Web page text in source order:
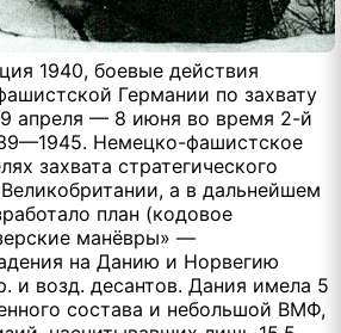
1940, боевые действия
Германии по захвату
апреля — 8 июня во время 2-й
Немецко-фашистское
захвата стратегического
а в дальнейшем
план (кодовое
манёвры» —
на Данию и Норвегию
и возд. десантов. Дания имела 5
состава и небольшой ВМФ,